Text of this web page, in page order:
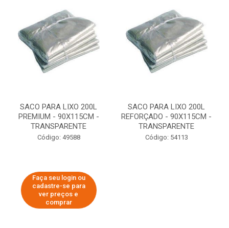
SACO PARA LIXO 200L
PREMIUM - 90X115CM -
TRANSPARENTE
Código: 49588
Faça seu login ou
cadastre-se para
ver preços e
comprar
SACO PARA LIXO 200L
REFORÇADO - 90X115CM -
TRANSPARENTE
Código: 54113